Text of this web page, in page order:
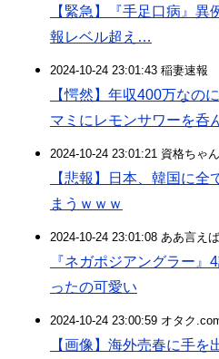
【緊急】『手足口病』
報レベル超え…
2024-10-24 23:01:43 稲妻速報
【愕然】年収400万なの
マミにレモンサワーを呑
2024-10-24 23:01:21 資格ちゃ
【悲報】日本、韓国に
まうｗｗｗ
2024-10-24 23:01:08 ああ言え
『ネガポジアングラー
ったの可愛い
2024-10-24 23:00:59 オタク
【画像】海外売春に手